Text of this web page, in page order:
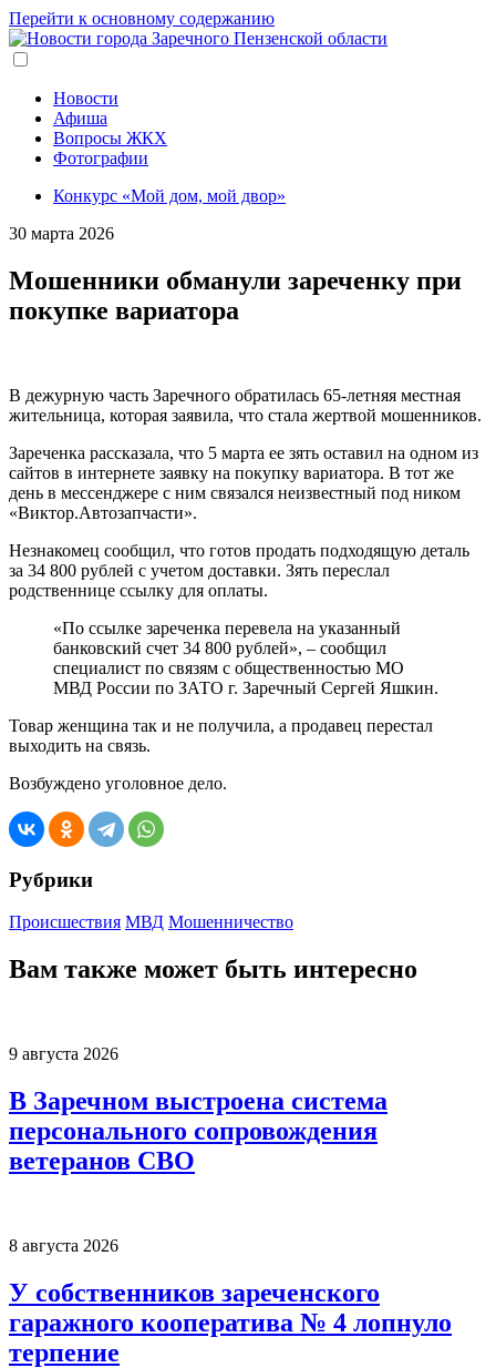
Перейти к основному содержанию
Новости
Афиша
Вопросы ЖКХ
Фотографии
Конкурс «Мой дом, мой двор»
30 марта 2026
Мошенники обманули зареченку при
покупке вариатора
В дежурную часть Заречного обратилась 65-летняя местная
жительница, которая заявила, что стала жертвой мошенников.
Зареченка рассказала, что 5 марта ее зять оставил на одном из
сайтов в интернете заявку на покупку вариатора. В тот же
день в мессенджере с ним связался неизвестный под ником
«Виктор.Автозапчасти».
Незнакомец сообщил, что готов продать подходящую деталь
за 34 800 рублей с учетом доставки. Зять переслал
родственнице ссылку для оплаты.
«По ссылке зареченка перевела на указанный
банковский счет 34 800 рублей», – сообщил
специалист по связям с общественностью МО
МВД России по ЗАТО г. Заречный Сергей Яшкин.
Товар женщина так и не получила, а продавец перестал
выходить на связь.
Возбуждено уголовное дело.
Рубрики
Происшествия МВД Мошенничество
Вам также может быть интересно
9 августа 2026
В Заречном выстроена система
персонального сопровождения
ветеранов СВО
8 августа 2026
У собственников зареченского
гаражного кооператива № 4 лопнуло
терпение